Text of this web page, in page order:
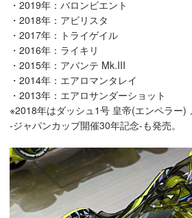
・2019年：バロンビエント
・2018年：アビリスタ
・2017年：トライゲイル
・2016年：ライキリ
・2015年：アバンテ Mk.III
・2014年：エアロマンタレイ
・2013年：エアロサンダーショット
※2018年はダッシュ1号 皇帝(エンペラー)
-ジャパンカップ開催30年記念-も発売。